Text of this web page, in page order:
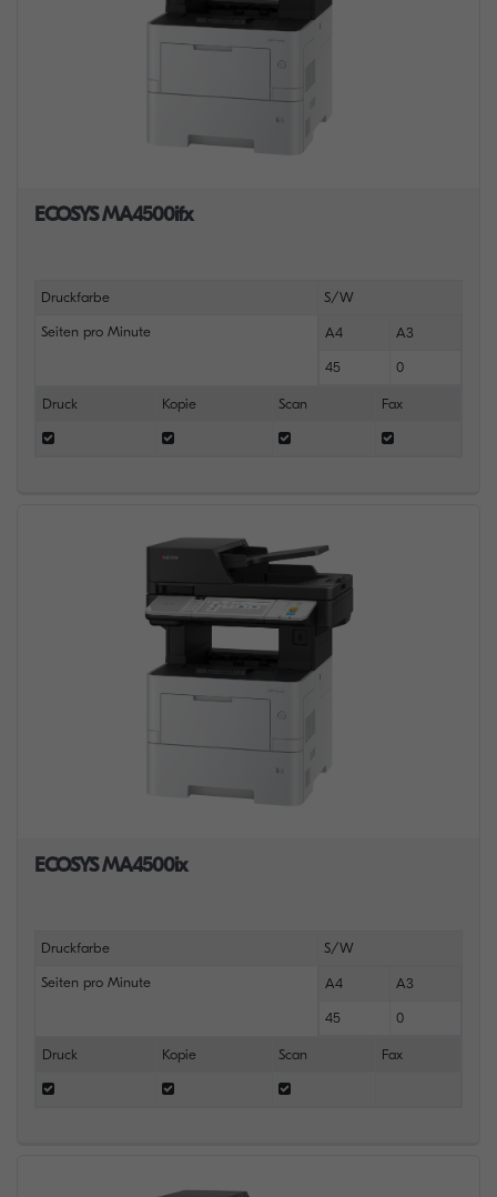
ECOSYS MA4500ifx
Druckfarbe S/W
Seiten pro Minute A4 A3
45 0
Druck Kopie Scan Fax
ECOSYS MA4500ix
Druckfarbe S/W
Seiten pro Minute A4 A3
45 0
Druck Kopie Scan Fax